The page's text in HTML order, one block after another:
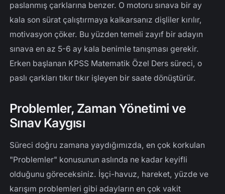
paslanmış çarklarına benzer. O motoru sınava bir ay
kala son sürat çalıştırmaya kalkarsanız dişliler kırılır,
motivasyon çöker. Bu yüzden temeli zayıf bir adayın
sınava en az 5-6 ay kala benimle tanışması gerekir.
Erken başlanan KPSS Matematik Özel Ders süreci, o
paslı çarkları tıkır tıkır işleyen bir saate dönüştürür.
Problemler, Zaman Yönetimi ve
Sınav Kaygısı
Süreci doğru zamana yaydığımızda, en çok korkulan
"Problemler" konusunun aslında ne kadar keyifli
olduğunu göreceksiniz. İşçi-havuz, hareket, yüzde ve
karışım problemleri gibi adayların en çok vakit